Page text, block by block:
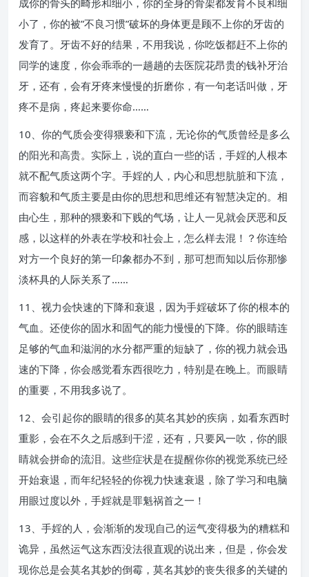
成你的骨头的畸形和细小，你的全身的骨架都发育不良和细
小了，你的被”不良习惯”破坏的身体更是顾不上你的牙齿的
发育了。牙齿不好的结果，不用我说，你吃饭都赶不上你的
同学的速度，你会乖乖的一趟趟的去医院花昂贵的钱补牙治
牙，还有，会有牙疼来慢慢的折磨你，有一句老话叫做，牙
疼不是病，疼起来要你命……
10、你的气质会变得猥亵和下流，无论你的气质曾经是多么
的阳光和高贵。实际上，说的直白一些的话，手婬的人根本
就不配气质这两个字。手婬的人，内心和思想肮脏和下流，
而容貌和气质主要是由你的思想和思维还有智慧决定的。相
由心生，那种的猥亵和下贱的气场，让人一见就会厌恶和反
感，以这样的外表在学校和社会上，怎么样去混！？你连给
对方一个良好的第一印象都办不到，那可想而知以后你那惨
淡杯具的人际关系了……
11、视力会快速的下降和衰退，因为手婬破坏了你的根本的
气血。还使你的固水和固气的能力慢慢的下降。你的眼睛连
足够的气血和滋润的水分都严重的短缺了，你的视力就会迅
速的下降，你会感觉看东西很吃力，特别是在晚上。而眼睛
的重要，不用我多说了。
12、会引起你的眼睛的很多的莫名其妙的疾病，如看东西时
重影，会在不久之后感到干涩，还有，只要风一吹，你的眼
睛就会拼命的流泪。这些症状是在提醒你你的视觉系统已经
开始衰退，而年纪轻轻的你视力快速衰退，除了学习和电脑
用眼过度以外，手婬就是罪魁祸首之一！
13、手婬的人，会渐渐的发现自己的运气变得极为的糟糕和
诡异，虽然运气这东西没法很直观的说出来，但是，你会发
现你总是会莫名其妙的倒霉，莫名其妙的丧失很多的关键的